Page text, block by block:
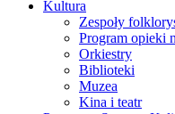
Kultura
Zespoły
Program opieki
Orkiestry
Biblioteki
Muzea
Kina i teatr